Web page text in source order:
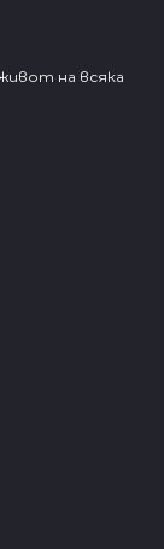
на всяка